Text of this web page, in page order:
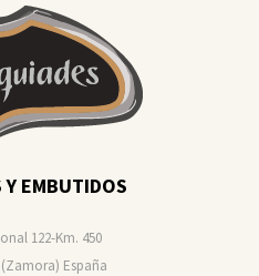
Y EMBUTIDOS
122-Km. 450
(Zamora) España